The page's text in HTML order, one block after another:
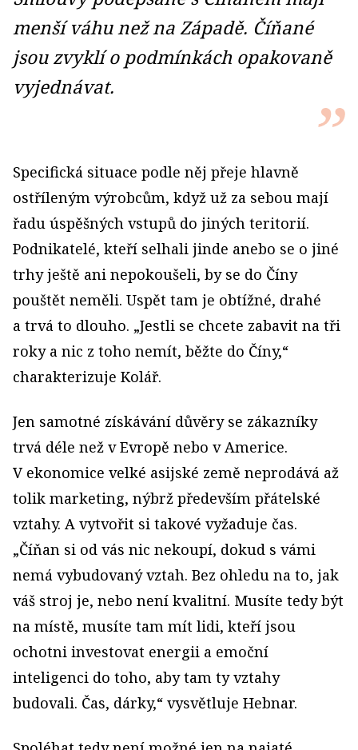
menší váhu než na Západě. Číňané
jsou zvyklí o podmínkách opakovaně
vyjednávat.
Specifická situace podle něj přeje hlavně
ostříleným výrobcům, když už za sebou mají
řadu úspěšných vstupů do jiných teritorií.
Podnikatelé, kteří selhali jinde anebo se o jiné
trhy ještě ani nepokoušeli, by se do Číny
pouštět neměli. Uspět tam je obtížné, drahé
a trvá to dlouho. „Jestli se chcete zabavit na tři
roky a nic z toho nemít, běžte do Číny,“
charakterizuje Kolář.
Jen samotné získávání důvěry se zákazníky
trvá déle než v Evropě nebo v Americe.
V ekonomice velké asijské země neprodává až
tolik marketing, nýbrž především přátelské
vztahy. A vytvořit si takové vyžaduje čas.
„Číňan si od vás nic nekoupí, dokud s vámi
nemá vybudovaný vztah. Bez ohledu na to, jak
váš stroj je, nebo není kvalitní. Musíte tedy být
na místě, musíte tam mít lidi, kteří jsou
ochotni investovat energii a emoční
inteligenci do toho, aby tam ty vztahy
budovali. Čas, dárky,“ vysvětluje Hebnar.